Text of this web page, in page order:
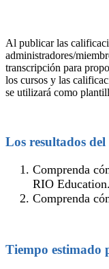
Al publicar las
administradores/
transcripción para
los cursos y las
se utilizará como
Los resultados
Comprenda
RIO Education.
Comprenda
Tiempo estimado